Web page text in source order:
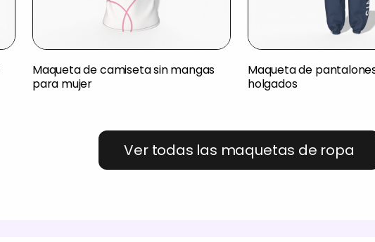
Maqueta de camiseta sin mangas
para mujer
Maqueta de
holgados
Ver todas las maquetas de ropa